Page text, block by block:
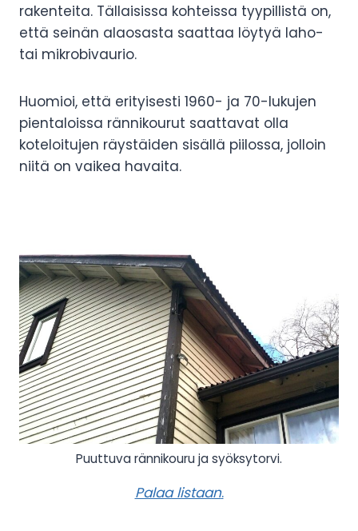
rakenteita. Tällaisissa kohteissa tyypillistä on,
että seinän alaosasta saattaa löytyä laho-
tai mikrobivaurio.
Huomioi, että erityisesti 1960- ja 70-lukujen
pientaloissa rännikourut saattavat olla
koteloitujen räystäiden sisällä piilossa, jolloin
niitä on vaikea havaita.
Puuttuva rännikouru ja syöksytorvi.
Palaa listaan.